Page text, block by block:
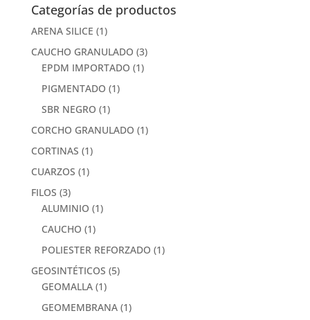
Categorías de productos
ARENA SILICE (1)
CAUCHO GRANULADO (3)
EPDM IMPORTADO (1)
PIGMENTADO (1)
SBR NEGRO (1)
CORCHO GRANULADO (1)
CORTINAS (1)
CUARZOS (1)
FILOS (3)
ALUMINIO (1)
CAUCHO (1)
POLIESTER REFORZADO (1)
GEOSINTÉTICOS (5)
GEOMALLA (1)
GEOMEMBRANA (1)